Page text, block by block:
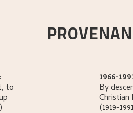
to
1966-
By
Christian
(1919-